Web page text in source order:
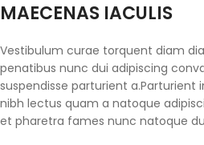
MAECENAS IACULIS
Vestibulum curae torquent diam
penatibus nunc dui adipiscing
suspendisse parturient a.Parturient
nibh lectus quam a natoque
et pharetra fames nunc natoque